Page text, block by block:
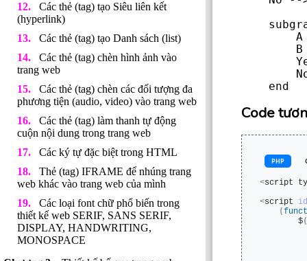
Các thẻ (tag) tạo Siêu liên kết
(hyperlink)
Các thẻ (tag) tạo Danh sách (list)
Các thẻ (tag) chèn hình ảnh vào
trang web
Các thẻ (tag) chèn các đối tượng đa
phương tiện (audio, video) vào trang web
Các thẻ (tag) làm thanh tự động
cuộn nội dung trong trang web
Các ký tự đặc biệt trong HTML
Thẻ (tag) IFRAME để nhúng trang
web khác vào trang web của mình
Các loại font chữ phổ biến trong
thiết kế web SERIF, SANS SERIF,
DISPLAY, HANDWRITING,
MONOSPACE
    end
Code
PHP
<script
<script
(
        $
(